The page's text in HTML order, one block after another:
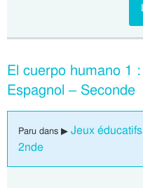
El cuerpo humano 1
Espagnol – Seconde
Paru dans ▶ Jeux
2nde